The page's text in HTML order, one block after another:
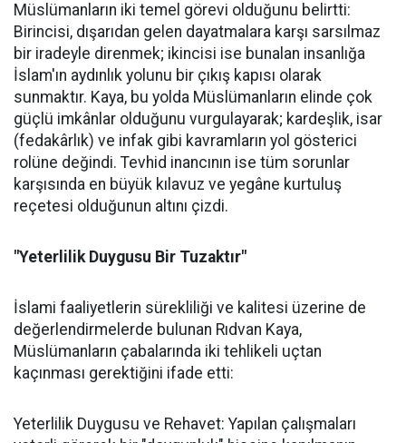
Müslümanların iki temel görevi olduğunu belirtti:
Birincisi, dışarıdan gelen dayatmalara karşı sarsılmaz
bir iradeyle direnmek; ikincisi ise bunalan insanlığa
İslam'ın aydınlık yolunu bir çıkış kapısı olarak
sunmaktır. Kaya, bu yolda Müslümanların elinde çok
güçlü imkânlar olduğunu vurgulayarak; kardeşlik, isar
(fedakârlık) ve infak gibi kavramların yol gösterici
rolüne değindi. Tevhid inancının ise tüm sorunlar
karşısında en büyük kılavuz ve yegâne kurtuluş
reçetesi olduğunun altını çizdi.
"Yeterlilik Duygusu Bir Tuzaktır"
İslami faaliyetlerin sürekliliği ve kalitesi üzerine de
değerlendirmelerde bulunan Rıdvan Kaya,
Müslümanların çabalarında iki tehlikeli uçtan
kaçınması gerektiğini ifade etti:
Yeterlilik Duygusu ve Rehavet: Yapılan çalışmaları